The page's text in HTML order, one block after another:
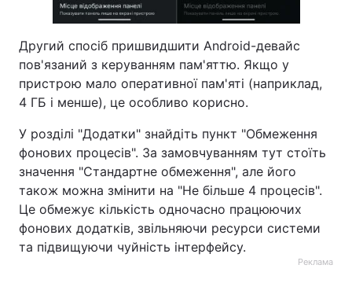
Другий спосіб пришвидшити Android-девайс
пов'язаний з керуванням пам'яттю. Якщо у
пристрою мало оперативної пам'яті (наприклад,
4 ГБ і менше), це особливо корисно.
У розділі "Додатки" знайдіть пункт "Обмеження
фонових процесів". За замовчуванням тут стоїть
значення "Стандартне обмеження", але його
також можна змінити на "Не більше 4 процесів".
Це обмежує кількість одночасно працюючих
фонових додатків, звільняючи ресурси системи
та підвищуючи чуйність інтерфейсу.
Реклама